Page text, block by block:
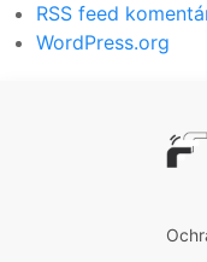
RSS feed
WordPress.org